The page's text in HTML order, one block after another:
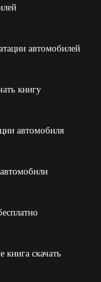
автомобилей
книгу
автомобиля
скачать